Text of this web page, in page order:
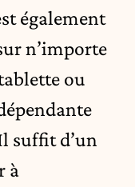
également
n’importe
ou
suffit d’un
à